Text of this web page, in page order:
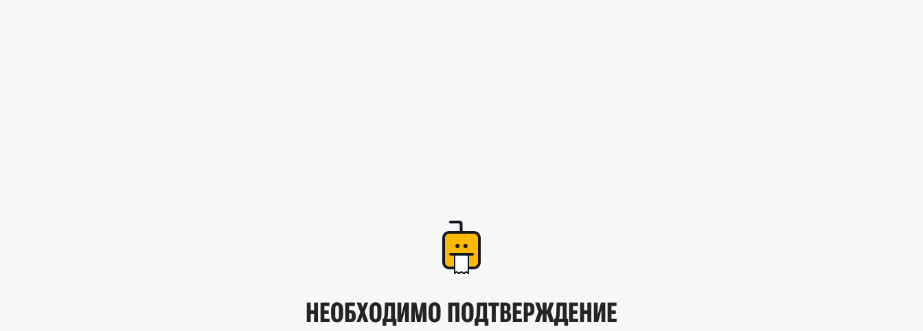
НЕОБХОДИМО ПОДТВЕРЖДЕНИЕ